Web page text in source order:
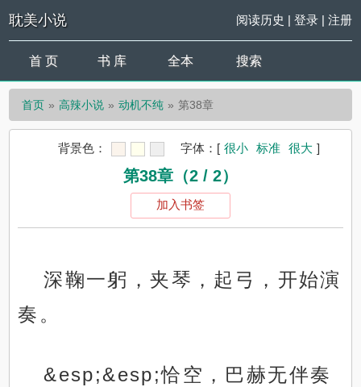
耽美小说 阅读历史 | 登录| 注册
首 页 书 库 全本 搜索
首页 高辣小说 动机不纯 第38章
背景色： 字体： [ 很小 标准 很大 ]
第38章（2 / 2）
加入书签
深鞠一躬，夹琴，起弓，开始演
奏。
&esp;&esp;恰空，巴赫无伴奏